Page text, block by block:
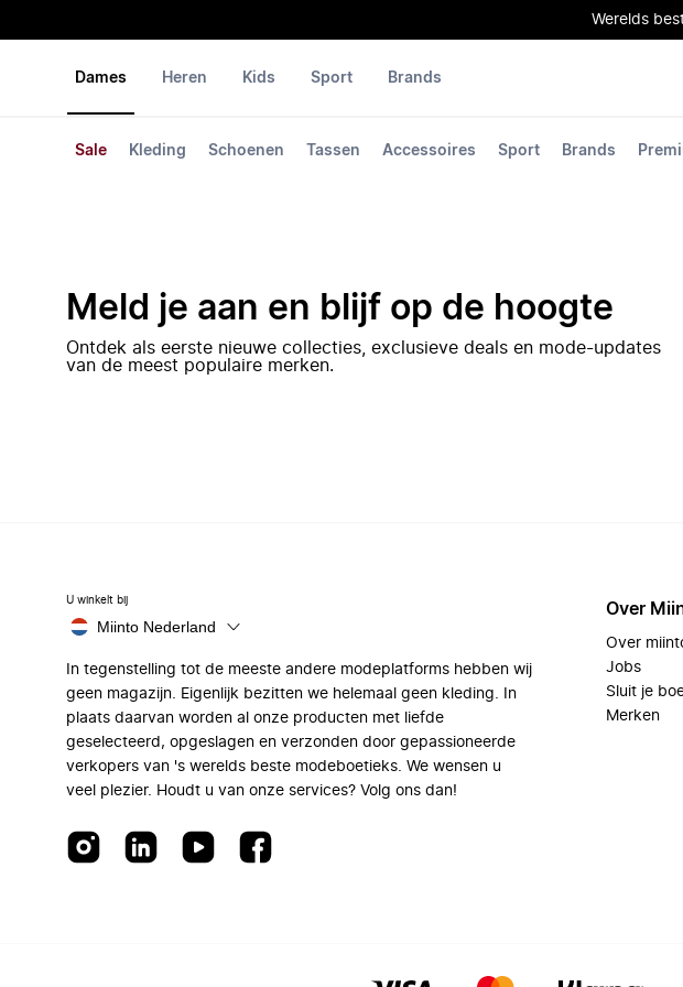
Werelds
Dames
Sale Kleding Schoenen Tassen Accessoires Sport Brands
Heren Kids Sport Brands
Meld je aan en blijf op de hoogte
Ontdek als eerste nieuwe collecties, exclusieve deals en mode-updates
van de meest populaire merken.
U winkelt bij
Miinto Nederland
In tegenstelling tot de meeste andere modeplatforms hebben wij
geen magazijn. Eigenlijk bezitten we helemaal geen kleding. In
plaats daarvan worden al onze producten met liefde
geselecteerd, opgeslagen en verzonden door gepassioneerde
verkopers van 's werelds beste modeboetieks. We wensen u
veel plezier. Houdt u van onze services? Volg ons dan!
Over
Over
Jobs
Sluit je
Merken